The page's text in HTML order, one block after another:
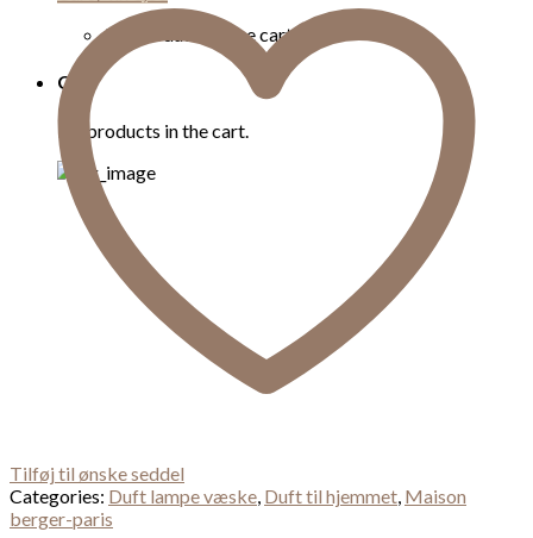
No products in the cart.
Cart
No products in the cart.
Tilføj til ønske seddel
Categories: Duft lampe væske, Duft til hjemmet, Maison
berger-paris